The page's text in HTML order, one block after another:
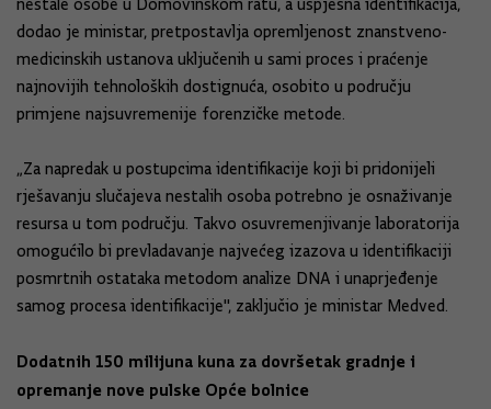
nestale osobe u Domovinskom ratu, a uspješna identifikacija,
dodao je ministar, pretpostavlja opremljenost znanstveno-
medicinskih ustanova uključenih u sami proces i praćenje
najnovijih tehnoloških dostignuća, osobito u području
primjene najsuvremenije forenzičke metode.
„Za napredak u postupcima identifikacije koji bi pridonijeli
rješavanju slučajeva nestalih osoba potrebno je osnaživanje
resursa u tom području. Takvo osuvremenjivanje laboratorija
omogućilo bi prevladavanje najvećeg izazova u identifikaciji
posmrtnih ostataka metodom analize DNA i unaprjeđenje
samog procesa identifikacije", zaključio je ministar Medved.
Dodatnih 150 milijuna kuna za dovršetak gradnje i
opremanje nove pulske Opće bolnice